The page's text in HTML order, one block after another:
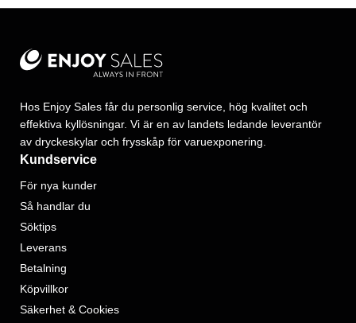
Hos Enjoy Sales får du personlig service, hög kvalitet och
effektiva kyllösningar. Vi är en av landets ledande leverantör
av dryckeskylar och frysskåp för varuexponering.
Kundservice
För nya kunder
Så handlar du
Söktips
Leverans
Betalning
Köpvillkor
Säkerhet & Cookies